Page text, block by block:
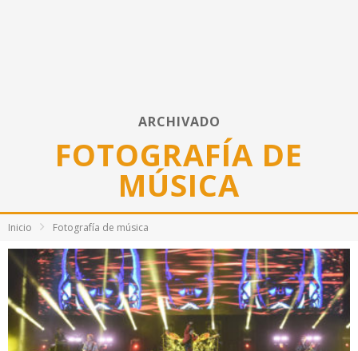
ARCHIVADO
FOTOGRAFÍA DE
MÚSICA
Inicio Fotografía de música